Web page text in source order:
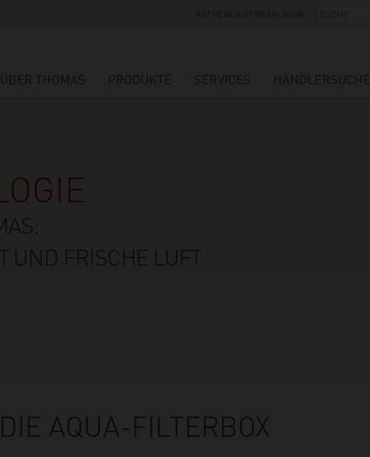
ROTHO INDUSTRIEANLAGEN
ÜBER THOMAS PRODUKTE SERVICES HÄNDLERSUCHE
UND FRISCHE LUFT
DIE AQUA-FILTERBOX